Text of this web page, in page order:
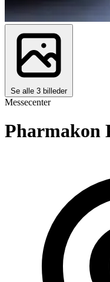
Se alle 3 billeder
Messecenter
Pharmakon